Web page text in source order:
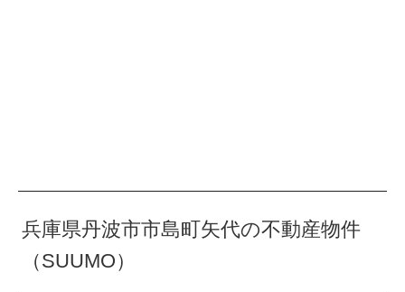
兵庫県丹波市市島町矢代の不動産物件
（SUUMO）